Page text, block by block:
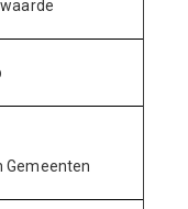
Gemeenten